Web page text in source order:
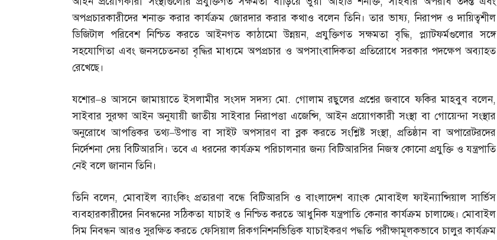
অপপ্রচারকারীদের শনাক্ত করার কার্যক্রম জোরদার করার কথাও বলেন তিনি। তার ভাষ্য,নিরাপদ ও দায়িত্বশীল
ডিজিটাল পরিবেশ নিশ্চিত করতে আইনগত কাঠামো উন্নয়ন,প্রযুক্তিগত সক্ষমতা বৃদ্ধি, প্ল্যাটফর্মগুলোর সঙ্গে
সহযোগিতা এবং জনসচেতনতা বৃদ্ধির মাধ্যমে অপপ্রচার ও অপসাংবাদিকতা প্রতিরোধে সরকার পদক্ষেপ অব্যাহত
রেখেছে।
যশোর–৪ আসনে জামায়াতে ইসলামীর সংসদ সদস্য মো. গোলাম রছুলের প্রশ্নের জবাবে ফকির মাহবুব বলেন,
সাইবার সুরক্ষা আইন অনুযায়ী জাতীয় সাইবার নিরাপত্তা এজেন্সি,আইন প্রয়োগকারী সংস্থা বা গোয়েন্দা সংস্থার
অনুরোধে আপত্তিকর তথ্য–উপাত্ত বা সাইট অপসারণ বা ব্লক করতে সংশ্লিষ্ট সংস্থা,প্রতিষ্ঠান বা অপারেটরদের
নির্দেশনা দেয় বিটিআরসি। তবে এ ধরনের কার্যক্রম পরিচালনার জন্য বিটিআরসির নিজস্ব কোনো প্রযুক্তি ও যন্ত্রপাতি
নেই বলে জানান তিনি।
তিনি বলেন, মোবাইল ব্যাংকিং প্রতারণা বন্ধে বিটিআরসি ও বাংলাদেশ ব্যাংক মোবাইল ফাইন্যান্সিয়াল সার্ভিস
ব্যবহারকারীদের নিবন্ধনের সঠিকতা যাচাই ও নিশ্চিত করতে আধুনিক যন্ত্রপাতি কেনার কার্যক্রম চালাচ্ছে। মোবাইল
সিম নিবন্ধন আরও সুরক্ষিত করতে ফেসিয়াল রিকগনিশনভিত্তিক যাচাইকরণ পদ্ধতি পরীক্ষামূলকভাবে চালুর কার্যক্রম